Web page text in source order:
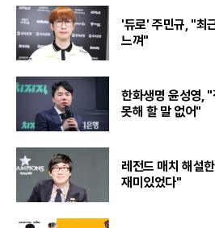
'듀로' 주민규, "최
느껴"
한화생명 윤성영, "
못해 할 말 없어"
레전드 매치 해설
재미있었다"